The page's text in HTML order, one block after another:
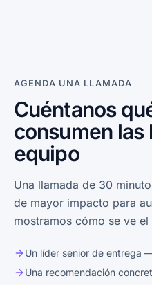
AGENDA UNA LLAMADA
Cuéntanos
consumen las
equipo
Una llamada de 30
de mayor impacto para
mostramos cómo se ve
Un líder senior de entrega
Una recomendación